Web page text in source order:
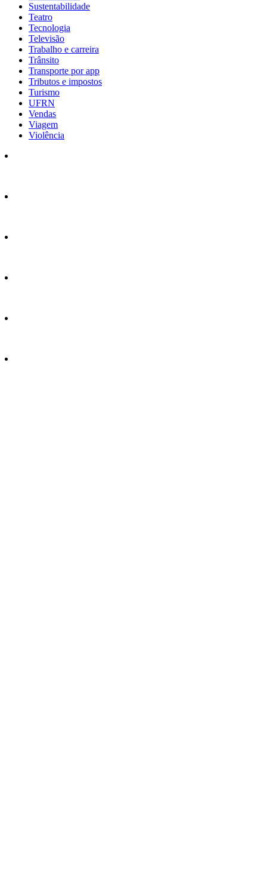
Sustentabilidade
Teatro
Tecnologia
Televisão
Trabalho e carreira
Trânsito
Transporte por app
Tributos e impostos
Turismo
UFRN
Vendas
Viagem
Violência